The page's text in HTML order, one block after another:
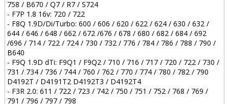
758 / B670 / Q7 / R7 / S724
- F7P 1.8 16v: 720 / 722
- F8Q 1.9D/Di/Turbo: 600 / 606 / 620 / 622 / 624 / 630 / 632 /
644 / 646 / 648 / 662 / 672 /676 / 678 / 680 / 682 / 684 / 692
/696 / 714 / 722 / 724 / 730 / 732 / 776 / 784 / 786 / 788 / 790 /
B640
- F9Q 1.9D dTi: F9Q1 / F9Q2 / 710 / 716 / 717 / 720 / 722 / 730 /
731 / 734 / 736 / 744 / 760 / 762 / 770 / 774 / 780 / 782 / 790
D4192T / D4191T2 D4192T3 / D4192T4
- F3R 2.0: 611 / 722 / 723 / 742 / 750 / 751 / 752 / 768 / 769 /
791 / 796 / 797 / 798